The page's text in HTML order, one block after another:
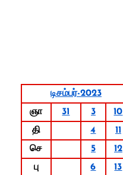
டிசம்பர்-2023
ஞா
31 3 10
தி
4 11
செ
5 12
பு
6 13